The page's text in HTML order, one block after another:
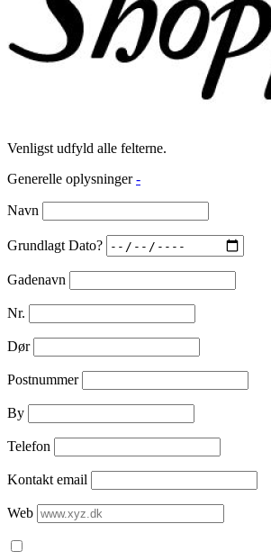
Venligst udfyld alle felterne.
Generelle oplysninger -
Navn
Grundlagt Dato?
Gadenavn
Nr.
Dør
Postnummer
By
Telefon
Kontakt email
Web